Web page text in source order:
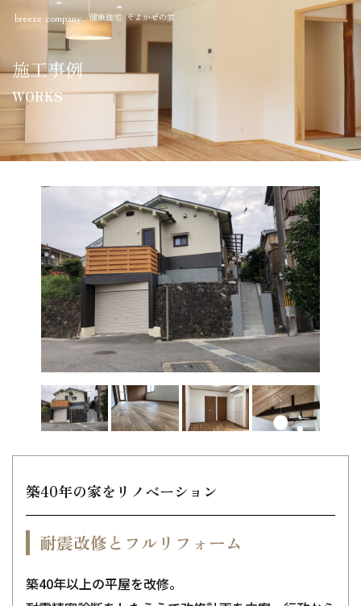
breeze company 健康住宅 そよかぜの家
施工事例
WORKS
築40年の家をリノベーション
耐震改修とフルリフォーム
築40年以上の平屋を改修。